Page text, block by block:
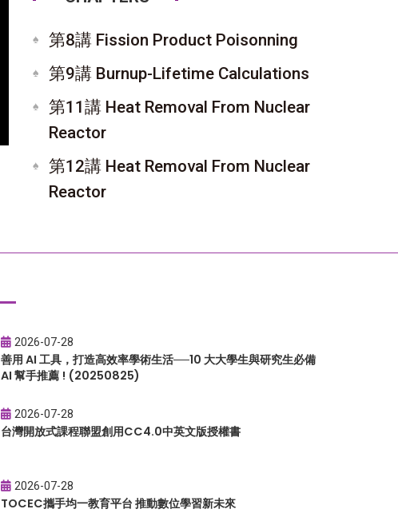
第8講 Fission Product Poisonning
第9講 Burnup-Lifetime Calculations
第11講 Heat Removal From Nuclear
Reactor
第12講 Heat Removal From Nuclear
Reactor
2026-07-28
善用 AI 工具，打造高效率學術生活──10 大大學生與研究生必備
AI 幫手推薦 ! (20250825)
2026-07-28
台灣開放式課程聯盟創用CC4.0中英文版授權書
2026-07-28
TOCEC攜手均一教育平台 推動數位學習新未來